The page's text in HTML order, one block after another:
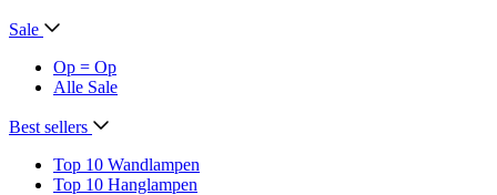
Sale
Op = Op
Alle Sale
Best sellers
Top 10 Wandlampen
Top 10 Hanglampen